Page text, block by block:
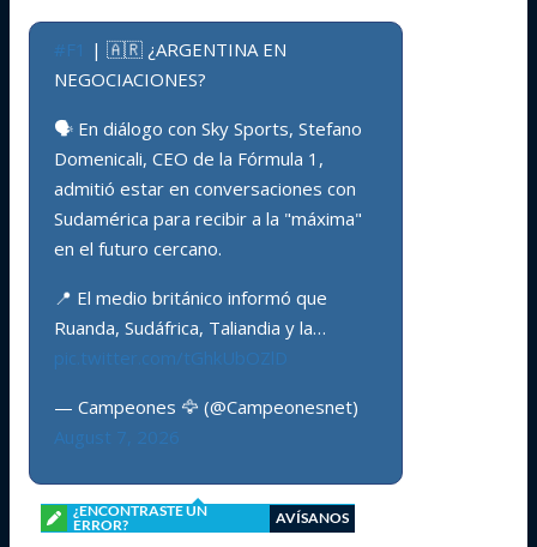
#F1 | 🇦🇷 ¿ARGENTINA EN
NEGOCIACIONES?
🗣️ En diálogo con Sky Sports, Stefano
Domenicali, CEO de la Fórmula 1,
admitió estar en conversaciones con
Sudamérica para recibir a la "máxima"
en el futuro cercano.
📍 El medio británico informó que
Ruanda, Sudáfrica, Taliandia y la…
pic.twitter.com/tGhkUbOZlD
— Campeones 🦅 (@Campeonesnet)
August 7, 2026
¿ENCONTRASTE UN
ERROR?
AVÍSANOS